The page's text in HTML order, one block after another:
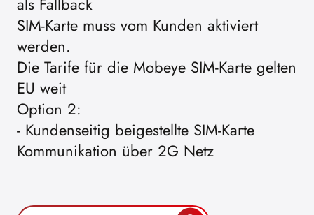
SIM-Karte muss vom Kunden aktiviert
werden.
Die Tarife für die Mobeye SIM-Karte gelten
EU weit
Option 2:
- Kundenseitig beigestellte SIM-Karte
Kommunikation über 2G Netz